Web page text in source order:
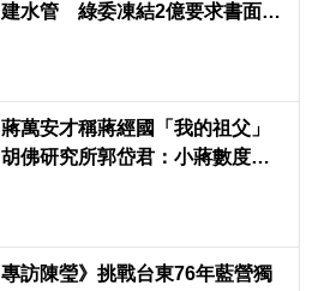
建水管 綠委凍結2億要求書面解
蔣萬安才稱蔣經國「我的祖父」
胡佛研究所郭岱君：小蔣數度否
專訪陳瑩》挑戰台東76年藍營獨